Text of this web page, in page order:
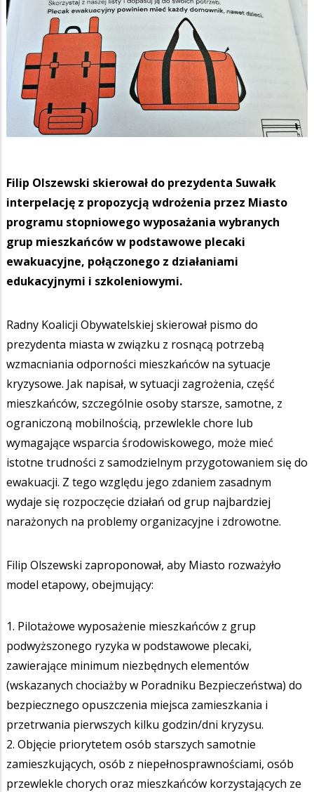
Filip Olszewski skierował do prezydenta Suwałk
interpelację z propozycją wdrożenia przez Miasto
programu stopniowego wyposażania wybranych
grup mieszkańców w podstawowe plecaki
ewakuacyjne, połączonego z działaniami
edukacyjnymi i szkoleniowymi.
Radny Koalicji Obywatelskiej skierował pismo do
prezydenta miasta w związku z rosnącą potrzebą
wzmacniania odporności mieszkańców na sytuacje
kryzysowe. Jak napisał, w sytuacji zagrożenia, część
mieszkańców, szczególnie osoby starsze, samotne, z
ograniczoną mobilnością, przewlekle chore lub
wymagające wsparcia środowiskowego, może mieć
istotne trudności z samodzielnym przygotowaniem się do
ewakuacji. Z tego względu jego zdaniem zasadnym
wydaje się rozpoczęcie działań od grup najbardziej
narażonych na problemy organizacyjne i zdrowotne.
Filip Olszewski zaproponował, aby Miasto rozważyło
model etapowy, obejmujący:
1. Pilotażowe wyposażenie mieszkańców z grup
podwyższonego ryzyka w podstawowe plecaki,
zawierające minimum niezbędnych elementów
(wskazanych chociażby w Poradniku Bezpieczeństwa) do
bezpiecznego opuszczenia miejsca zamieszkania i
przetrwania pierwszych kilku godzin/dni kryzysu.
2. Objęcie priorytetem osób starszych samotnie
zamieszkujących, osób z niepełnosprawnościami, osób
przewlekle chorych oraz mieszkańców korzystających ze